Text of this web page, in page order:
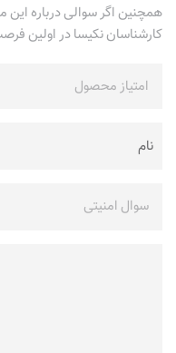
همچنین اگر سوالی درباره این
کارشناسان نکیسا در اولین
امتیاز محصول
سوال امنیتی